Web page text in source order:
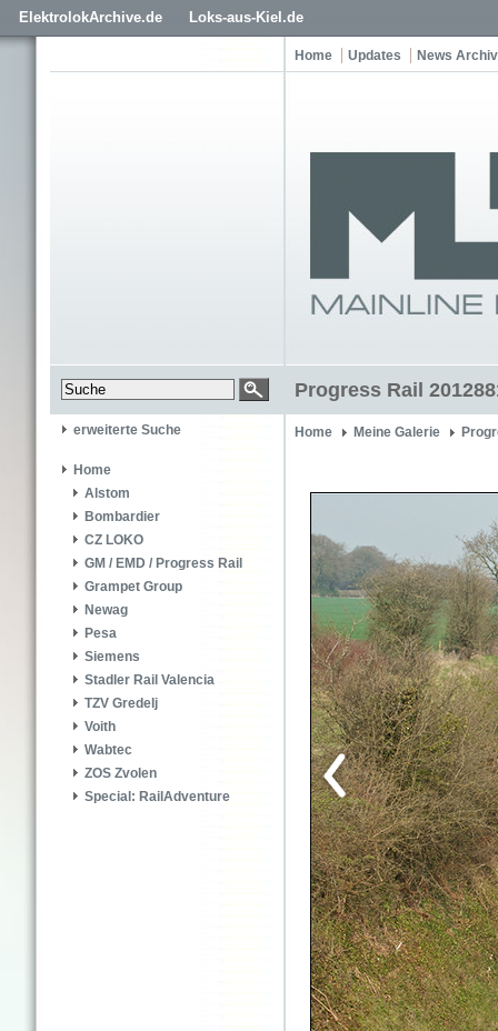
ElektrolokArchive.de Loks-aus-Kiel.de
Home Updates News Archiv
Progress Rail
erweiterte Suche
Home
Alstom
Bombardier
CZ LOKO
GM / EMD / Progress Rail
Grampet Group
Newag
Pesa
Siemens
Stadler Rail Valencia
TZV Gredelj
Voith
Wabtec
ZOS Zvolen
Special: RailAdventure
Home Meine Galerie